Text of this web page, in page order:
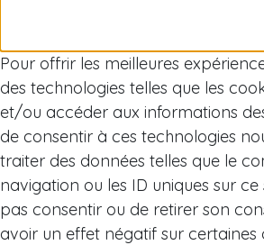
Pour offrir les meilleures
des technologies telles que les
et/ou accéder aux informations
de consentir à ces technologies
traiter des données telles que le
navigation ou les ID uniques sur ce
pas consentir ou de retirer son
avoir un effet négatif sur certaines